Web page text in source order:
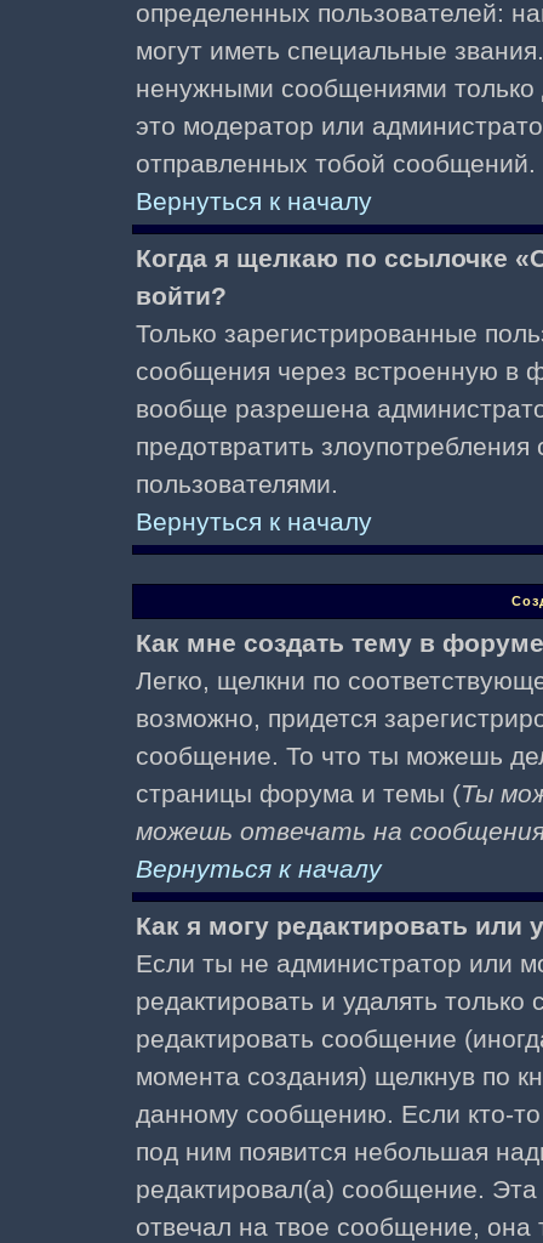
определенных пользователей:
могут иметь специальные
ненужными сообщениями только
это модератор или
отправленных тобой сообщений.
Вернуться к началу
Когда я щелкаю по ссылочке
войти?
Только зарегистрированные
сообщения через встроенную в
вообще разрешена
предотвратить
пользователями.
Вернуться к началу
Как мне создать тему в
Легко, щелкни по
возможно, придется
сообщение. То что ты можешь
страницы форума и темы (Ты
можешь отвечать на
Вернуться к началу
Как я могу редактировать или
Если ты не администратор или
редактировать и удалять
редактировать сообщение
момента создания) щелкнув по
данному сообщению. Если кто-
под ним появится небольшая
редактировал(а) сообщение. Эта
отвечал на твое сообщение, она